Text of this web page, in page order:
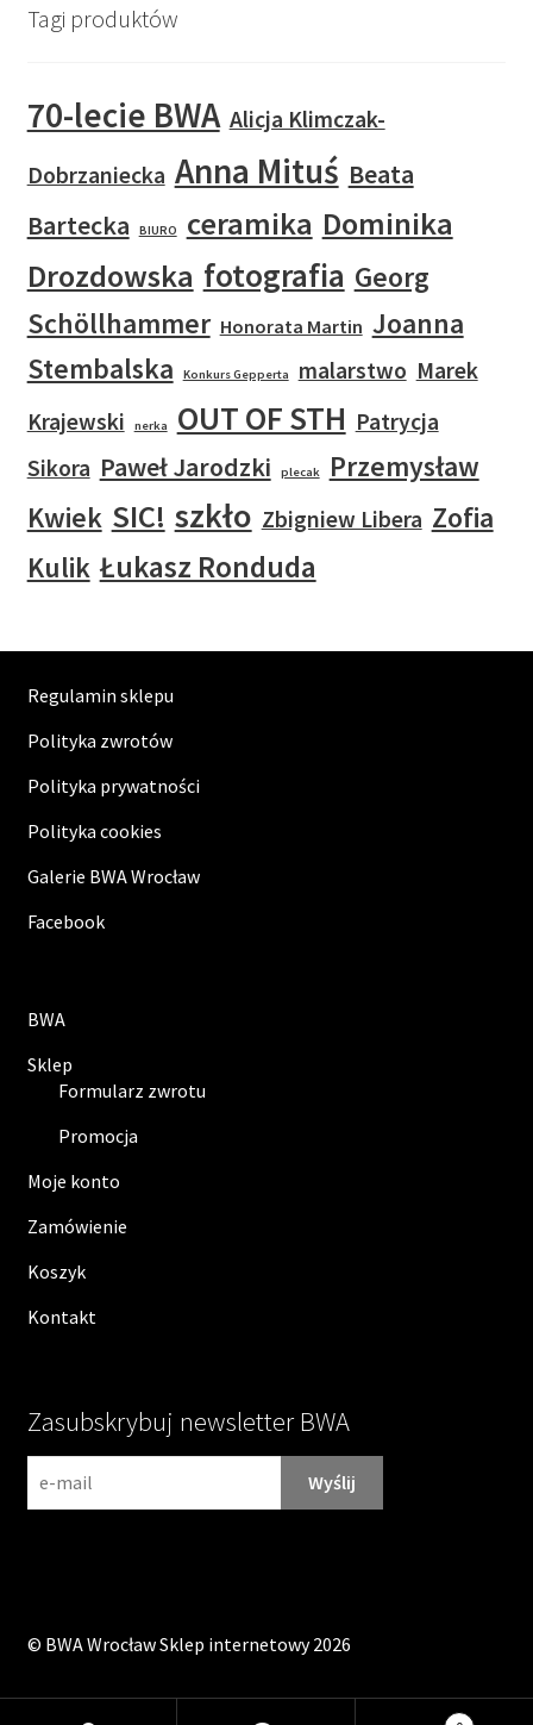
Tagi produktów
70-lecie BWA Alicja Klimczak-
Dobrzaniecka Anna Mituś Beata
Bartecka
BIURO ceramika Dominika
Drozdowska fotografia Georg
Schöllhammer Honorata Martin Joanna
Stembalska
Konkurs Gepperta malarstwo Marek
Krajewski
nerka OUT OF STH Patrycja
Sikora Paweł Jarodzki plecak
Przemysław
Kwiek SIC! szkło Zbigniew Libera Zofia
Kulik Łukasz Ronduda
Regulamin sklepu
Polityka zwrotów
Polityka prywatności
Polityka cookies
Galerie BWA Wrocław
Facebook
BWA
Sklep
Formularz zwrotu
Promocja
Moje konto
Zamówienie
Koszyk
Kontakt
Zasubskrybuj newsletter BWA
t
e
© BWA Wrocław Sklep internetowy2026